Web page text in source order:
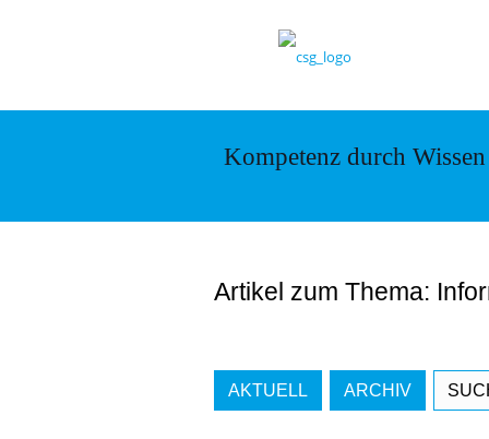
Kompetenz durch Wissen
Artikel zum Thema:
AKTUELL ARCHIV